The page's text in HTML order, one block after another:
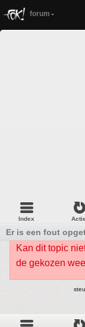
forum
Index
Er is een fout
Kan dit topic
de gekozen